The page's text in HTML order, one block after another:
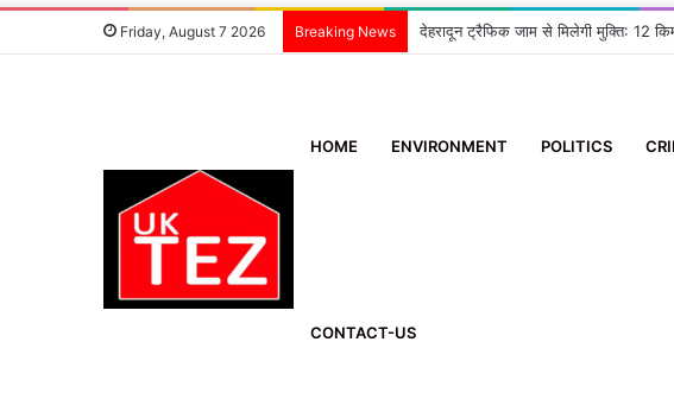
Friday, August 7 2026 Breaking News देहरादून ट्रैफिक जाम से मिलेगी मुक्ति: 12
HOME ENVIRONMENT POLITICS
CONTACT-US